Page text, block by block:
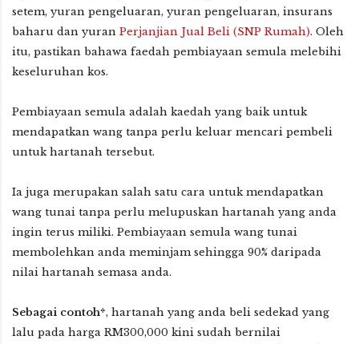
setem, yuran pengeluaran, yuran pengeluaran, insurans
baharu dan yuran Perjanjian Jual Beli (SNP Rumah). Oleh
itu, pastikan bahawa faedah pembiayaan semula melebihi
keseluruhan kos.
Pembiayaan semula adalah kaedah yang baik untuk
mendapatkan wang tanpa perlu keluar mencari pembeli
untuk hartanah tersebut.
Ia juga merupakan salah satu cara untuk mendapatkan
wang tunai tanpa perlu melupuskan hartanah yang anda
ingin terus miliki. Pembiayaan semula wang tunai
membolehkan anda meminjam sehingga 90% daripada
nilai hartanah semasa anda.
Sebagai contoh*, hartanah yang anda beli sedekad yang
lalu pada harga RM300,000 kini sudah bernilai